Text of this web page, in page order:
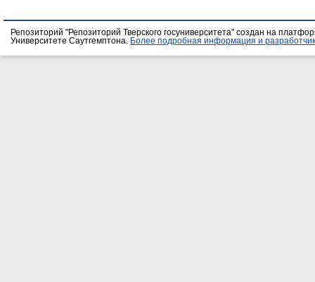
Репозиторий "Репозиторий Тверского госуниверситета" создан на
Университете Саутгемптона.
Более подробная информация и